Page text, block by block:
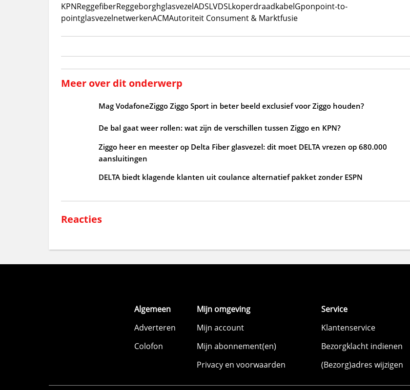
KPNReggefiberReggeborghglasvezelADSLVDSLkoperdraadkabelGponpoint-to-
pointglasvezelnetwerkenACMAutoriteit Consument & Marktfusie
Meer over dit onderwerp
Mag VodafoneZiggo Ziggo Sport in beter beeld exclusief voor Ziggo houden?
De bal gaat weer rollen: wat zijn de verschillen tussen Ziggo en KPN?
Ziggo heer en meester op Delta Fiber glasvezel: dit moet DELTA vrezen op 680.000
aansluitingen
DELTA biedt klagende klanten uit coulance alternatief pakket zonder ESPN
Reacties
Algemeen
Adverteren
Colofon
Mijn omgeving
Mijn account
Mijn abonnement(en)
Privacy en voorwaarden
Service
Klantenservice
Bezorgklacht indienen
(Bezorg)adres wijzigen